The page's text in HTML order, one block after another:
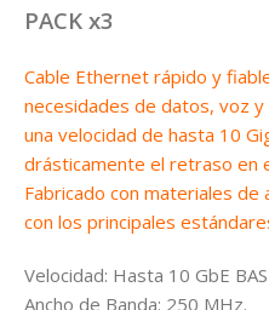
PACK x3
Cable Ethernet rápido y
necesidades de datos, voz y
una velocidad de hasta 10
drásticamente el retraso en
Fabricado con materiales de
con los principales
Velocidad: Hasta 10 GbE
Ancho de Banda: 250 MHz.